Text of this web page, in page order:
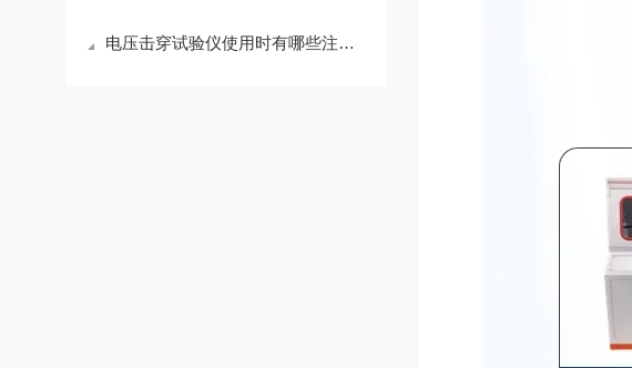
电压击穿试验仪使用时有哪些注意事项？